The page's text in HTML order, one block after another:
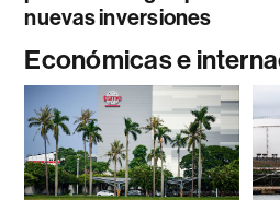
nuevas inversiones
Económicas e